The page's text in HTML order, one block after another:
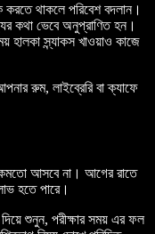
থাকলে পরিবেশ বদলান।
কথা ভেবে অনুপ্রাণিত হন।
হালকা স্ন্যাকস খাওয়াও কাজে
রুম, লাইব্রেরি বা ক্যাফে
আসবে না। আগের রাতে
হতে পারে।
শুনুন, পরীক্ষার সময় এর ফল